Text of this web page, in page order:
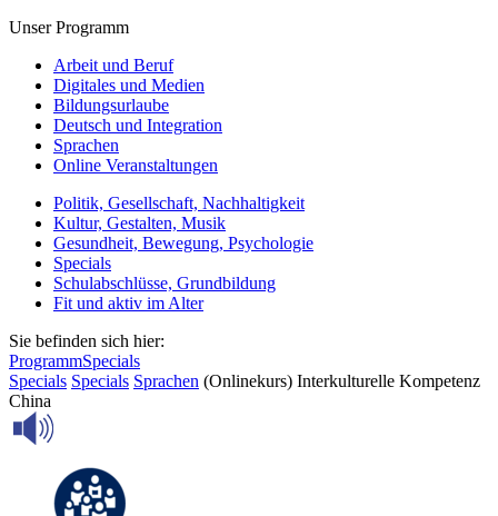
Unser Programm
Arbeit und Beruf
Digitales und Medien
Bildungsurlaube
Deutsch und Integration
Sprachen
Online Veranstaltungen
Politik, Gesellschaft, Nachhaltigkeit
Kultur, Gestalten, Musik
Gesundheit, Bewegung, Psychologie
Specials
Schulabschlüsse, Grundbildung
Fit und aktiv im Alter
Sie befinden sich hier:
ProgrammSpecials
Specials Specials Sprachen (Onlinekurs) Interkulturelle Kompetenz
China